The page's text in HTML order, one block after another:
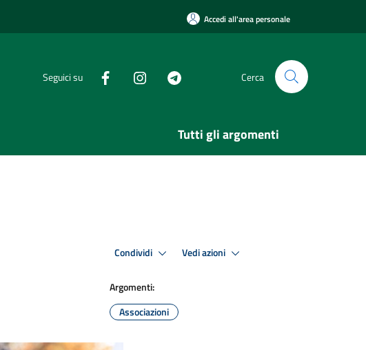
Accedi all'area personale
Seguici su Cerca
Tutti gli argomenti
Condividi Vedi azioni
Argomenti:
Associazioni